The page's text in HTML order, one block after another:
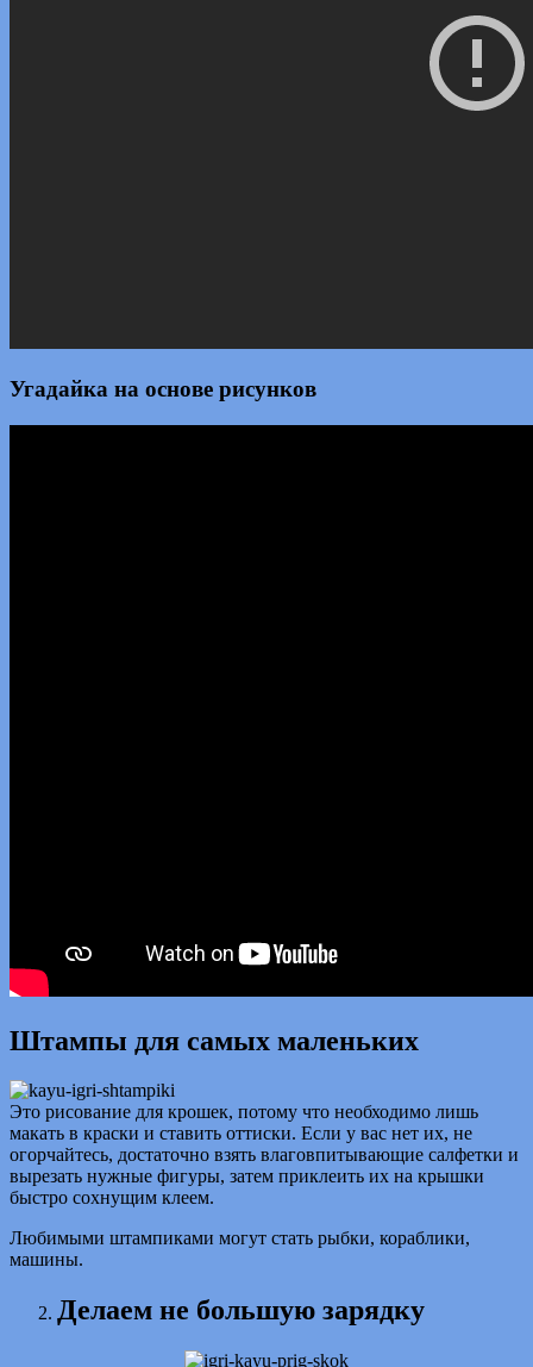
Угадайка на основе рисунков
Штампы для самых маленьких
Это рисование для крошек, потому что необходимо лишь
макать в краски и ставить оттиски. Если у вас нет их, не
огорчайтесь, достаточно взять влаговпитывающие салфетки и
вырезать нужные фигуры, затем приклеить их на крышки
быстро сохнущим клеем.
Любимыми штампиками могут стать рыбки, кораблики,
машины.
Делаем не большую зарядку